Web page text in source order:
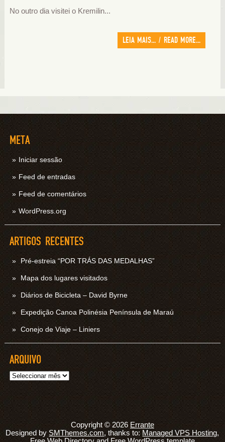
No outro dia visitei o Kremilin...
LEIA MAIS... / READ MORE...
META
Iniciar sessão
Feed de entradas
Feed de comentários
WordPress.org
ARTIGOS RECENTES
Pré-estreia “POR TRÁS DAS MEDALHAS”
Mapa dos lugares visitados
Diários de Bicicleta – David Byrne
Expedição Canoa Polinésia Península de Maraú
Conejo de Viaje – Liniers
ARQUIVO
Arquivo
Copyright © 2026 Errante
Designed bySMThemes.com, thanks to: Managed VPS Hosting,